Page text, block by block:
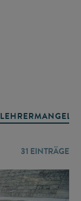
LEHRERMANGEL
31 EINTRÄGE